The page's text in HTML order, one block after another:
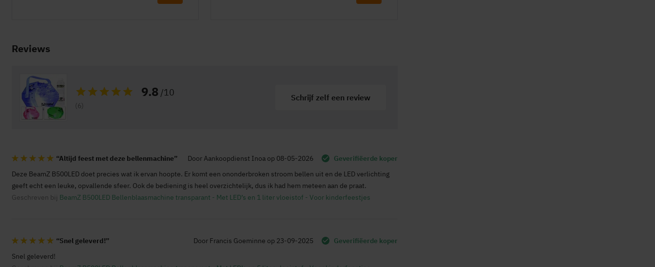
Reviews
Waardering: 9.8 /10
(6)
Schrijf zelf een review
100%
Altijd feest met deze bellenmachine DoorAankoopdienst Inoa op 08-05-2026
Geverifiëerde koper
Deze BeamZ B500LED doet precies wat ik ervan hoopte. Er komt een ononderbroken stroom bellen uit en de LED verlichting
geeft echt een leuke, opvallende sfeer. Ook de bediening is heel overzichtelijk, dus ik had hem meteen aan de praat.
Geschreven bij BeamZ B500LED Bellenblaasmachine transparant - Met LED’s en 1 liter vloeistof - Voor kinderfeestjes
100%
Snel geleverd! Door Francis Goeminne op 23-09-2025
Geverifiëerde koper
Snel geleverd!